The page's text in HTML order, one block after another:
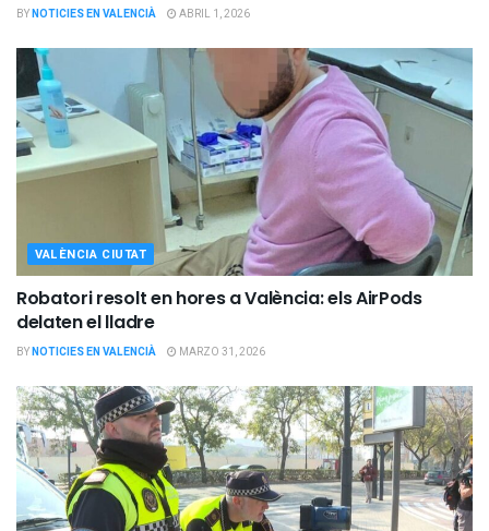
BYNOTICIES EN VALENCIÀ ABRIL 1, 2026
VALÈNCIA CIUTAT
Robatori resolt en hores a València: els AirPods
delaten el lladre
BYNOTICIES EN VALENCIÀ MARZO 31, 2026